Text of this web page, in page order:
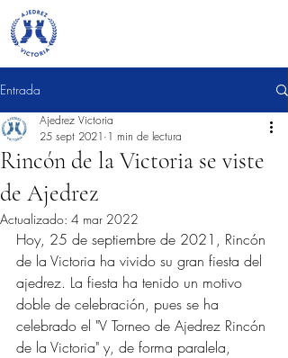
Entrada
Rincón de la Victoria se viste
de Ajedrez
Ajedrez Victoria
25 sept 2021 1 min de lectura
Actualizado: 4 mar 2022
Hoy, 25 de septiembre de 2021, Rincón
de la Victoria ha vivido su gran fiesta del
ajedrez. La fiesta ha tenido un motivo
doble de celebración, pues se ha
celebrado el "V Torneo de Ajedrez Rincón
de la Victoria" y, de forma paralela,